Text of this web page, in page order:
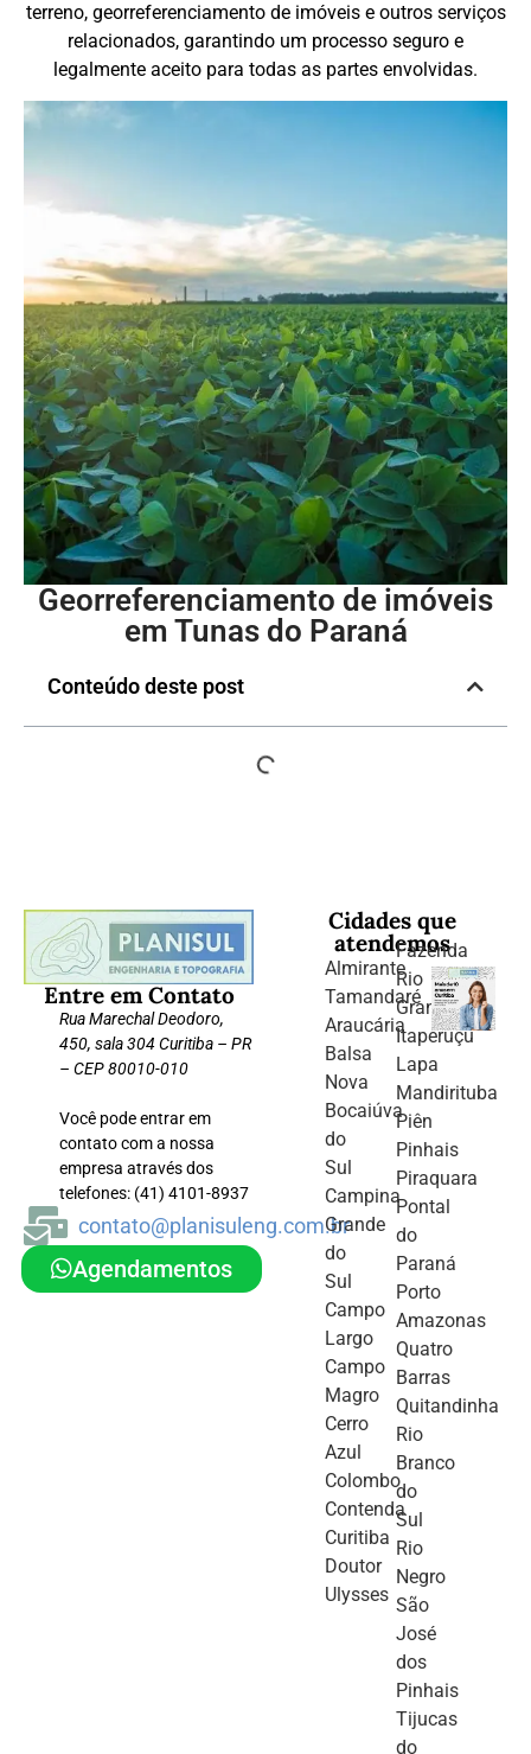
terreno, georreferenciamento de imóveis e outros serviços
relacionados, garantindo um processo seguro e
legalmente aceito para todas as partes envolvidas.
Georreferenciamento de imóveis
em Tunas do Paraná
Conteúdo deste post
Entre em Contato
Rua Marechal Deodoro,
450, sala 304 Curitiba – PR
– CEP 80010-010
Você pode entrar em
contato com a nossa
empresa através dos
telefones: (41) 4101-8937
contato@planisuleng.com.br
Agendamentos
Cidades que
atendemos
Almirante
Tamandaré
Araucária
Balsa
Nova
Bocaiúva
do
Sul
Campina
Grande
do
Sul
Campo
Largo
Campo
Magro
Cerro
Azul
Colombo
Contenda
Curitiba
Doutor
Ulysses
Fazenda
Rio
Grande
Itaperuçu
Lapa
Mandirituba
Piên
Pinhais
Piraquara
Pontal
do
Paraná
Porto
Amazonas
Quatro
Barras
Quitandinha
Rio
Branco
do
Sul
Rio
Negro
São
José
dos
Pinhais
Tijucas
do